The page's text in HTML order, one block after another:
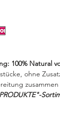
100% Natural
ohne